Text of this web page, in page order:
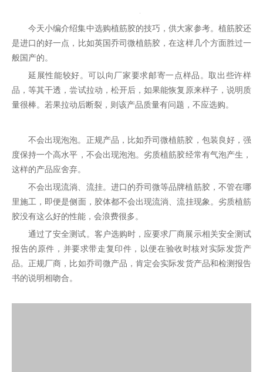
今天小编介绍集中选购植筋胶的技巧，供大家参考。植筋胶还
是进口的好一点，比如英国乔司微植筋胶，在这样几个方面胜过一
般国产的。
延展性能较好。可以向厂家要求邮寄一点样品。取出些许样
品，等其干透，尝试拉动，松开后，如果能恢复原来样子，说明质
量很棒。若果拉动后断裂，则该产品质量有问题，不应选购。
不会出现泡泡。正规产品，比如乔司微植筋胶，包装良好，强
度保持一个高水平，不会出现泡泡。劣质植筋胶经常有气泡产生，
这样的产品应舍弃。
不会出现流淌、流挂。进口的乔司微等品牌植筋胶，不管在哪
里施工，即便是侧面，胶体都不会出现流淌、流挂现象。劣质植筋
胶没有这么好的性能，会浪费很多。
通过了安全测试。客户选购时，应要求厂商展示相关安全测试
报告的原件，并要求带走复印件，以便在验收时核对实际发货产
品。正规厂商，比如乔司微产品，肯定会实际发货产品和检测报告
书的说明相吻合。